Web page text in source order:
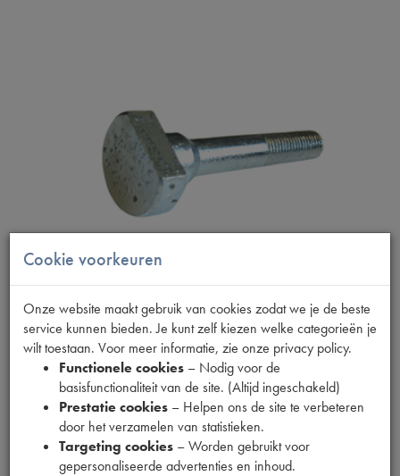
Productnummer
6038017
Prijs
14,52 (€ 12,00excl. btw)
Cookie voorkeuren
Onze website maakt gebruik van cookies zodat we je de beste
service kunnen bieden. Je kunt zelf kiezen welke categorieën je
wilt toestaan. Voor meer informatie, zie onze privacy policy.
Functionele cookies – Nodig voor de
basisfunctionaliteit van de site. (Altijd ingeschakeld)
Prestatie cookies – Helpen ons de site te verbeteren
door het verzamelen van statistieken.
Targeting cookies – Worden gebruikt voor
gepersonaliseerde advertenties en inhoud.